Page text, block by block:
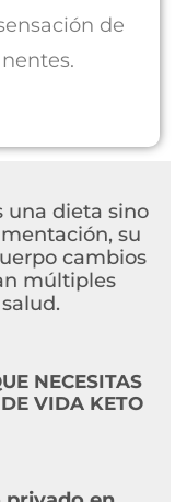
de
una dieta sino
su
cambios
múltiples
NECESITAS
VIDA KETO